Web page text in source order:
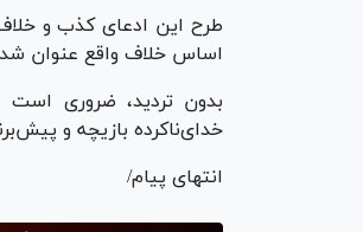
طرح این ادعای کذب و خلاف
اساس خلاف واقع عنوان شد،
بدون تردید، ضروری
خدای‌ناکرده بازیچه و
انتهای پیام/